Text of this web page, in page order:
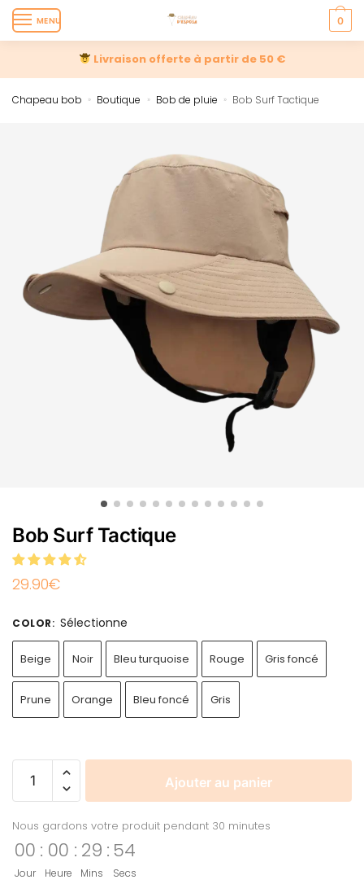
MENU 0
Livraison offerte à partir de 50 €
Chapeau bob » Boutique » Bob de pluie » Bob Surf Tactique
Bob Surf Tactique
29.90€
COLOR: Sélectionne
Beige Noir Bleu turquoise Rouge Gris foncé
Prune Orange Bleu foncé Gris
Ajouter au panier
Nous gardons votre produit pendant 30 minutes
00
Jour
: 00
Heure
: 29
Mins
: 54
Secs